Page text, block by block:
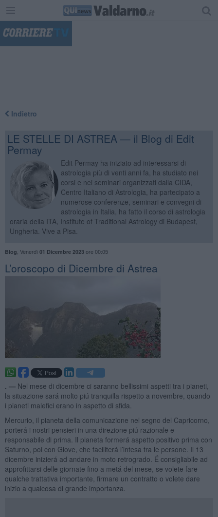
Indietro
LE STELLE DI ASTREA — il Blog di Edit
Permay
Edit Permay ha iniziato ad interessarsi di
astrologia più di venti anni fa, ha studiato nei
corsi e nei seminari organizzati dalla CIDA,
Centro Italiano di Astrologia, ha partecipato a
numerose conferenze, seminari e convegni di
astrologia in Italia, ha fatto il corso di astrologia
oraria della ITA, Institute of Traditional Astrology di Budapest,
Ungheria. Vive a Pisa.
Blog Venerdì 01 Dicembre 2023ore 00:05
​L’oroscopo di Dicembre di Astrea
. — Nel mese di dicembre ci saranno bellissimi aspetti tra i pianeti,
la situazione sará molto piú tranquilla rispetto a novembre, quando
i pianeti malefici erano in aspetto di sfida.
Mercurio, il pianeta della comunicazione nel segno del Capricorno,
porterá i nostri pensieri in una direzione piú razionale e
responsabile di prima. Il pianeta formerá aspetto positivo prima con
Saturno, poi con Giove, che faciliterá l’intesa tra le persone. Il 13
dicembre inizierá ad andare in moto retrogrado. É consigliabile ad
approfittarsi delle giornate fino a metá del mese, se volete fare
qualche trattativa importante, firmare un contratto o volete dare
inizio a qualcosa di grande importanza.